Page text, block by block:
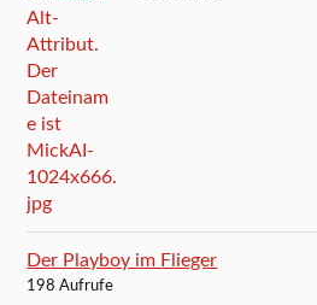
Der Playboy im Flieger
198 Aufrufe